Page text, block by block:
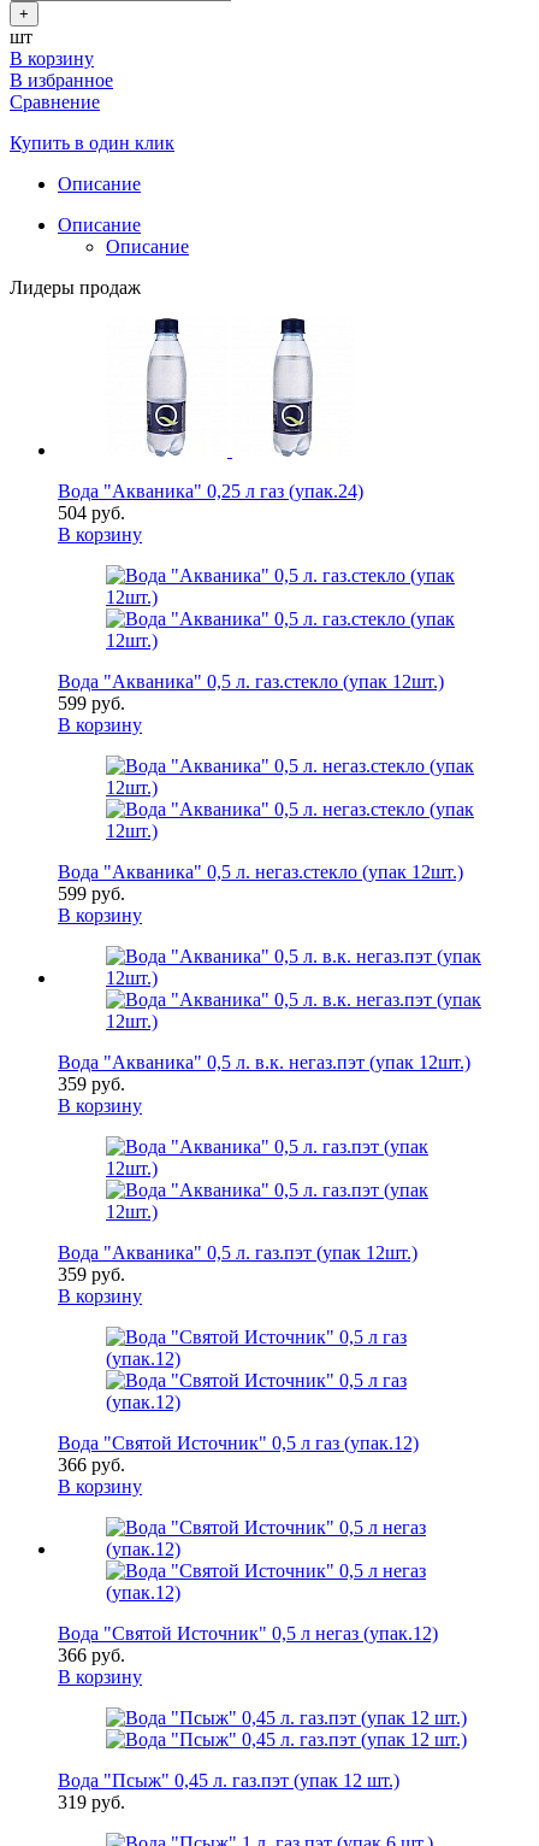
+
шт
В корзину
В избранное
Сравнение
Купить в один клик
Описание
Описание
Описание
Лидеры продаж
Вода "Акваника" 0,25 л газ (упак.24)
504 руб.
В корзину
Вода "Акваника" 0,5 л. газ.стекло (упак 12шт.)
599 руб.
В корзину
Вода "Акваника" 0,5 л. негаз.стекло (упак 12шт.)
599 руб.
В корзину
Вода "Акваника" 0,5 л. в.к. негаз.пэт (упак 12шт.)
359 руб.
В корзину
Вода "Акваника" 0,5 л. газ.пэт (упак 12шт.)
359 руб.
В корзину
Вода "Святой Источник" 0,5 л газ (упак.12)
366 руб.
В корзину
Вода "Святой Источник" 0,5 л негаз (упак.12)
366 руб.
В корзину
Вода "Псыж" 0,45 л. газ.пэт (упак 12 шт.)
319 руб.